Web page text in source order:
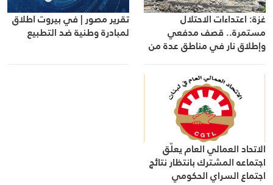
غزة: اعتداءات الاحتلال
مستمرة.. قصف مدفعي
وإطلاق نار في مناطق عدة من
تقرير مصور | في بيروت اطلاق
لمبادرة وطنية ضد التطبيع
الاتحاد العمالي العام يعلّق
اجتماعه المشترك بانتظار نتائج
اجتماع السراي الحكومي